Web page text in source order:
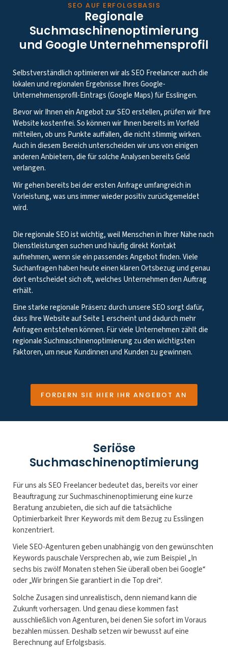
SEO AUF ERFOLGSBASIS
Regionale
Suchmaschinenoptimierung
und Google Unternehmensprofil
Selbstverständlich optimieren wir als SEO Freelancer auch die
lokalen und regionalen Ergebnisse Ihres Google-
Unternehmensprofil-Eintrags (Google Maps) für Esslingen.
Bevor wir Ihnen ein Angebot zur SEO erstellen, prüfen wir Ihre
Website kostenfrei. So können wir Ihnen bereits im Vorfeld
mitteilen, ob uns Punkte auffallen, die nicht stimmig wirken.
Auch in diesem Bereich unterscheiden wir uns von einigen
anderen Anbietern, die für solche Analysen bereits Geld
verlangen.
Wir gehen bereits bei der ersten Anfrage umfangreich in
Vorleistung, was uns immer wieder positiv zurückgemeldet
wird.
Die regionale SEO ist wichtig, weil Menschen in Ihrer Nähe nach
Dienstleistungen suchen und häufig direkt Kontakt
aufnehmen, wenn sie ein passendes Angebot finden. Viele
Suchanfragen haben heute einen klaren Ortsbezug und genau
dort entscheidet sich oft, welches Unternehmen den Auftrag
erhält.
Eine starke regionale Präsenz durch unsere SEO sorgt dafür,
dass Ihre Website auf Seite 1 erscheint und dadurch mehr
Anfragen entstehen können. Für viele Unternehmen zählt die
regionale Suchmaschinenoptimierung zu den wichtigsten
Faktoren, um neue Kundinnen und Kunden zu gewinnen.
FORDERN SIE HIER IHR ANGEBOT AN
Seriöse
Suchmaschinenoptimierung
Für uns als SEO Freelancer bedeutet das, bereits vor einer
Beauftragung zur Suchmaschinenoptimierung eine kurze
Beratung anzubieten, die sich auf die tatsächliche
Optimierbarkeit Ihrer Keywords mit dem Bezug zu Esslingen
konzentriert.
Viele SEO-Agenturen geben unabhängig von den gewünschten
Keywords pauschale Versprechen ab, wie zum Beispiel „In
sechs bis zwölf Monaten stehen Sie überall oben bei Google“
oder „Wir bringen Sie garantiert in die Top drei“.
Solche Zusagen sind unrealistisch, denn niemand kann die
Zukunft vorhersagen. Und genau diese kommen fast
ausschließlich von Agenturen, bei denen Sie sofort im Voraus
bezahlen müssen. Deshalb setzen wir bewusst auf eine
Berechnung auf Erfolgsbasis.